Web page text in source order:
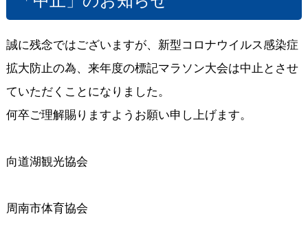
誠に残念ではございますが、新型コロナウイルス感染症
拡大防止の為、来年度の標記マラソン大会は中止とさせ
ていただくことになりました。
何卒ご理解賜りますようお願い申し上げます。
向道湖観光協会
周南市体育協会